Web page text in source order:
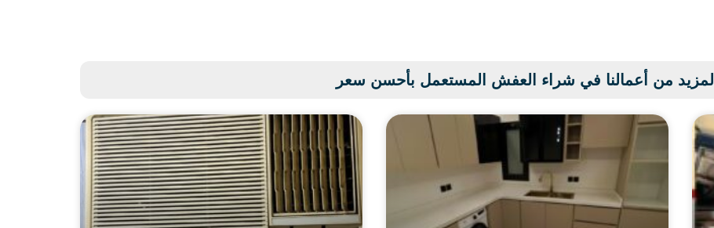
المزيد من أعمالنا في شراء العفش المستعمل بأحسن سعر